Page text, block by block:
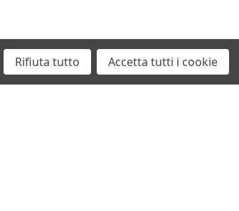
Rifiuta tutto Accetta tutti i cookie